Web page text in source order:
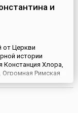
и
от Церкви
истории
Констанция Хлора,
Огромная Римская
и Восточную,
которых в